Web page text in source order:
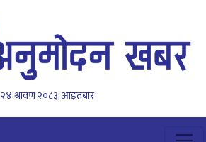
२४ श्रावण २०८३, आइतबार